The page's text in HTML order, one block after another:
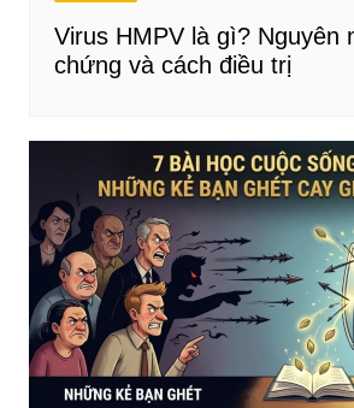
Virus HMPV là gì? Nguyên
chứng và cách điều trị